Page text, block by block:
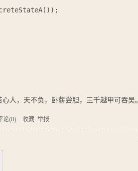
人，天不负，卧薪尝胆，三千越甲可吞吴。
论(0) 收藏 举报